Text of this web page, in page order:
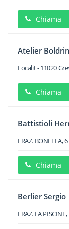
Chiama
Atelier
Localit-11020
Chiama
Battistioli
FRAZ. BONELLA, 6
Chiama
Berlier Sergio
FRAZ. LA PISCINE,